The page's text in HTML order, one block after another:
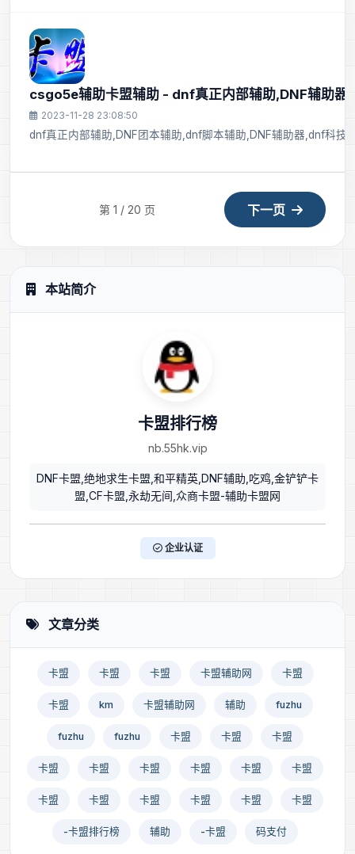
csgo5e辅助卡盟辅助 - dnf真正内部辅助,DNF辅助
2023-11-28 23:08:50
dnf真正内部辅助,DNF团本辅助,dnf脚本辅助,DNF辅助器,dnf科技
第 1 / 20 页 下一页
本站简介
卡盟排行榜
nb.55hk.vip
DNF卡盟,绝地求生卡盟,和平精英,DNF辅助,吃鸡,金铲铲卡
盟,CF卡盟,永劫无间,众商卡盟-辅助卡盟网
企业认证
文章分类
卡盟 卡盟 卡盟 卡盟辅助网 卡盟
卡盟 km 卡盟辅助网 辅助 fuzhu
fuzhu fuzhu 卡盟 卡盟 卡盟
卡盟 卡盟 卡盟 卡盟 卡盟 卡盟
卡盟 卡盟 卡盟 卡盟 卡盟 卡盟
-卡盟排行榜 辅助 -卡盟 码支付